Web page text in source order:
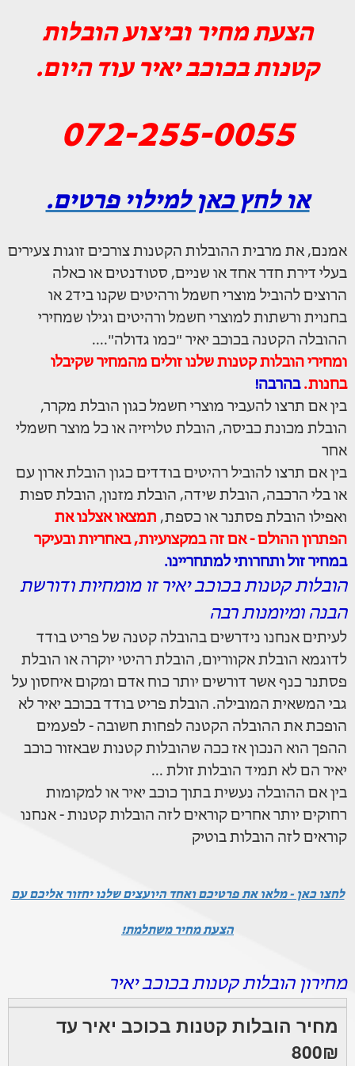
הצעת מחיר וביצוע הובלות
קטנות בכוכב יאיר עוד היום.
072-255-0055
או לחץ כאן למילוי פרטים.
אמנם, את מרבית ההובלות הקטנות צורכים זוגות צעירים
בעלי דירת חדר אחד או שניים, סטודנטים או כאלה
הרוצים להוביל מוצרי חשמל ורהיטים שקנו ביד2 או
בחנוית ורשתות למוצרי חשמל ורהיטים וגילו שמחירי
ההובלה הקטנה בכוכב יאיר "כמו גדולה"....
ומחירי הובלות קטנות שלנו זולים מהמחיר שקיבלו
בחנות.בהרבה!
בין אם תרצו להעביר מוצרי חשמל כגון הובלת מקרר,
הובלת מכונת כביסה, הובלת טלויזיה או כל מוצר חשמלי
אחר
בין אם תרצו להוביל רהיטים בודדים כגון הובלת ארון עם
או בלי הרכבה, הובלת שידה, הובלת מזנון, הובלת ספות
ואפילו הובלת פסתנר או כספת, תמצאו אצלנו את
הפתרון ההולם - אם זה במקצועיות, באחריות ובעיקר
במחיר זול ותחרותי למתחריינו.
הובלות קטנות בכוכב יאיר זו מומחיות ודורשת
הבנה ומיומנות רבה
לעיתים אנחנו נידרשים בהובלה קטנה של פריט בודד
לדוגמא הובלת אקווריום, הובלת רהיטי יוקרה או הובלת
פסתנר כנף אשר דורשים יותר כוח אדם ומקום איחסון על
גבי המשאית המובילה. הובלת פריט בודד בכוכב יאיר לא
הופכת את ההובלה הקטנה לפחות חשובה - לפעמים
ההפך הוא הנכון אז ככה שהובלות קטנות שבאזור כוכב
יאיר הם לא תמיד הובלות זולת ...
בין אם ההובלה נעשית בתוך כוכב יאיר או למקומות
רחוקים יותר אחרים קוראים לזה הובלות קטנות - אנחנו
קוראים לזה הובלות בוטיק
לחצו כאן - מלאו את פרטיכם ואחד היועצים שלנו יחזור אליכם עם
הצעת מחיר משתלמת!
מחירון הובלות קטנות בכוכב יאיר
מחיר הובלות קטנות בכוכב יאיר עד
800₪